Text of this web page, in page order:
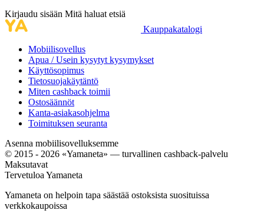
Kirjaudu sisään Mitä haluat etsiä
Kauppakatalogi
Mobiilisovellus
Apua / Usein kysytyt kysymykset
Käyttösopimus
Tietosuojakäytäntö
Miten cashback toimii
Ostosäännöt
Kanta-asiakasohjelma
Toimituksen seuranta
Asenna mobiilisovelluksemme
© 2015 - 2026 «Yamaneta» — turvallinen cashback-palvelu
Maksutavat
Tervetuloa Yamaneta
Yamaneta on helpoin tapa säästää ostoksista suosituissa
verkkokaupoissa